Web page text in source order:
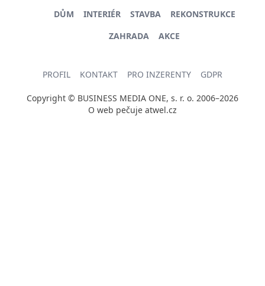
DŮM INTERIÉR STAVBA
REKONSTRUKCE
ZAHRADA
AKCE
PROFIL KONTAKT PRO INZERENTY GDPR
Copyright © BUSINESS MEDIA ONE, s. r. o. 2006–2026